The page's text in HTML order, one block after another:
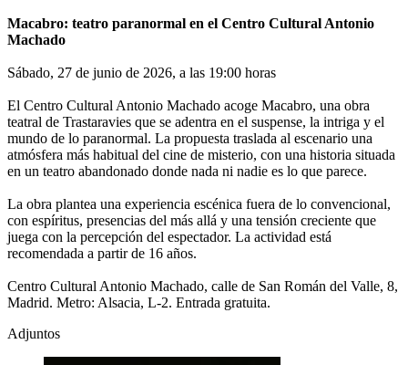
Macabro: teatro paranormal en el Centro Cultural Antonio
Machado
Sábado, 27 de junio de 2026, a las 19:00 horas
El Centro Cultural Antonio Machado acoge Macabro, una obra
teatral de Trastaravies que se adentra en el suspense, la intriga y el
mundo de lo paranormal. La propuesta traslada al escenario una
atmósfera más habitual del cine de misterio, con una historia situada
en un teatro abandonado donde nada ni nadie es lo que parece.
La obra plantea una experiencia escénica fuera de lo convencional,
con espíritus, presencias del más allá y una tensión creciente que
juega con la percepción del espectador. La actividad está
recomendada a partir de 16 años.
Centro Cultural Antonio Machado, calle de San Román del Valle, 8,
Madrid. Metro: Alsacia, L-2. Entrada gratuita.
Adjuntos